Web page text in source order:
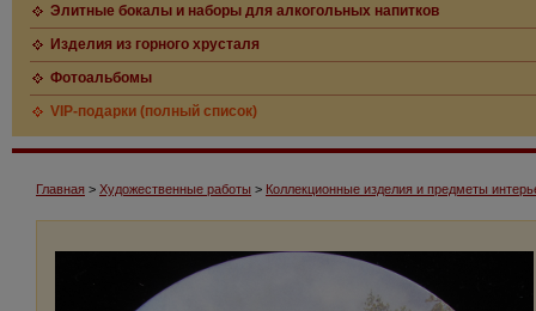
Элитные бокалы и наборы для алкогольных напитков
Изделия из горного хрусталя
Фотоальбомы
VIP-подарки (полный список)
Главная > Художественные работы > Коллекционные изделия и предметы